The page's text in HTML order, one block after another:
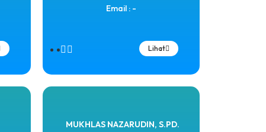
Email : -
Lihat
MUKHLAS NAZARUDIN, S.PD.